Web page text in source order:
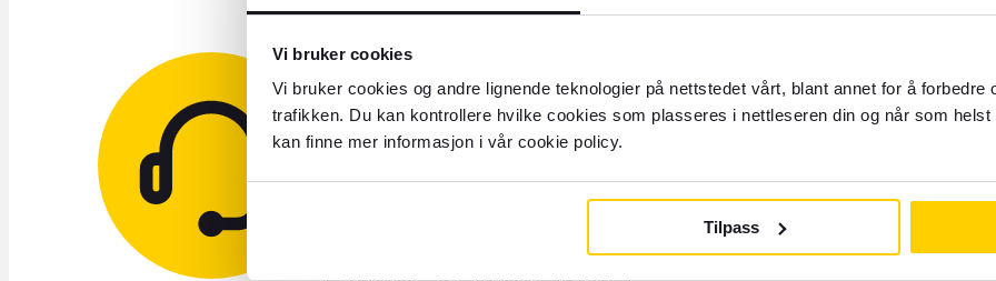
Vi bruker cookies
Vi bruker cookies og andre lignende teknologier på nettstedet vårt, blant annet for å forbedre
trafikken. Du kan kontrollere hvilke cookies som plasseres i nettleseren din og når som helst
kan finne mer informasjon i vår cookie policy.
Tilpass
Trenger du hjelp?
Send oss en e-post
eller besøk vår
Til kundeservice
Husk at visse saker som
reiseopplevelser må tas
informasjon på